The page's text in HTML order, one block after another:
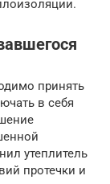
принять
в себя
утеплитель
протечки и